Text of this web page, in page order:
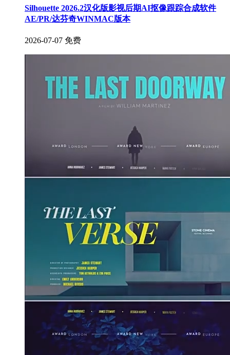
Silhouette 2026.2汉化版影视后期AI抠像跟踪合成软件
AE/PR/达芬奇WINMAC版本
2026-07-07 免费